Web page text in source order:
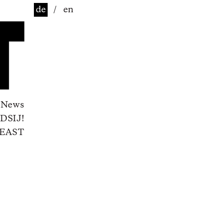
de / en
News
DSIJ!